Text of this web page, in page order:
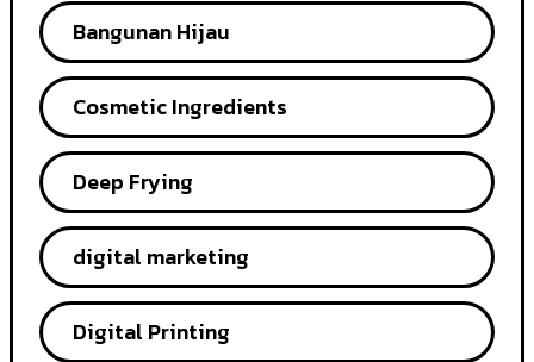
Bangunan Hijau
Cosmetic Ingredients
Deep Frying
digital marketing
Digital Printing